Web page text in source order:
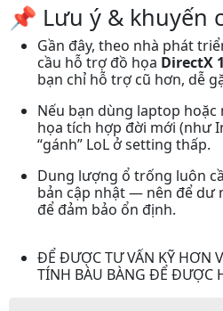
📌 Lưu ý & khuyến
Gần đây, theo nhà phát
cầu hỗ trợ đồ họa DirectX
bạn chỉ hỗ trợ cũ hơn, dễ
Nếu bạn dùng laptop hoặc
họa tích hợp đời mới (như
“gánh” LoL ở setting thấp.
Dung lượng ổ trống luôn
bản cập nhật — nên để dư
để đảm bảo ổn định.
ĐỂ ĐƯỢC TƯ VẤN KỸ HƠN
TÍNH BÀU BÀNG ĐỂ ĐƯỢC